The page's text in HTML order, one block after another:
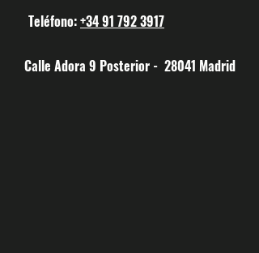
Teléfono:+34 91 792 3917
Calle Adora 9 Posterior - 28041 Madrid